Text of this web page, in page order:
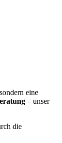
eine
– unser
die